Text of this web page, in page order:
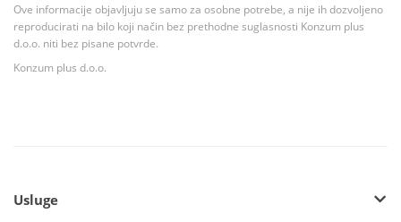
Ove informacije objavljuju se samo za osobne potrebe, a nije ih dozvoljeno
reproducirati na bilo koji način bez prethodne suglasnosti Konzum plus
d.o.o. niti bez pisane potvrde.
Konzum plus d.o.o.
Usluge